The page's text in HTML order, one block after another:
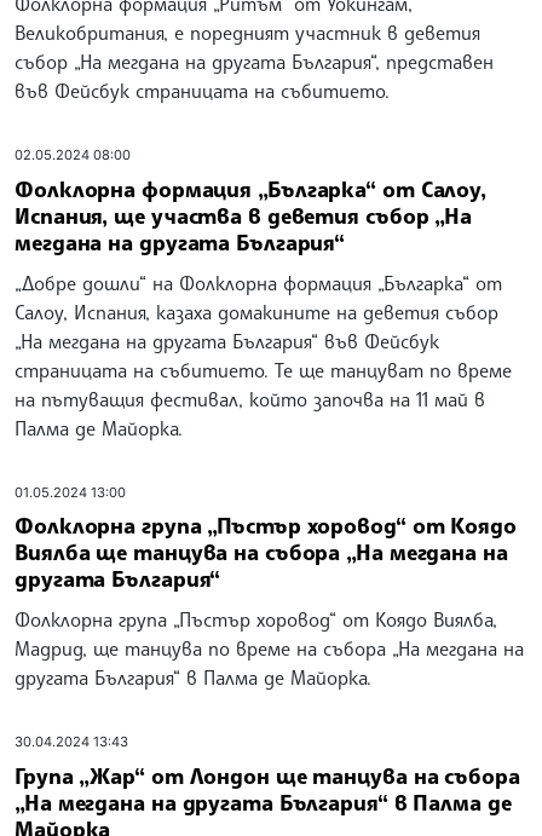
Великобритания, е поредният участник в деветия
събор „На мегдана на другата България“, представен
във Фейсбук страницата на събитието.
02.05.2024 08:00
Фолклорна формация „Българка“ от Салоу,
Испания, ще участва в деветия събор „На
мегдана на другата България“
„Добре дошли“ на Фолклорна формация „Българка“ от
Салоу, Испания, казаха домакините на деветия събор
„На мегдана на другата България“ във Фейсбук
страницата на събитието. Те ще танцуват по време
на пътуващия фестивал, който започва на 11 май в
Палма де Майорка.
01.05.2024 13:00
Фолклорна група „Пъстър хоровод“ от Коядо
Виялба ще танцува на събора „На мегдана на
другата България“
Фолклорна група „Пъстър хоровод“ от Коядо Виялба,
Мадрид, ще танцува по време на събора „На мегдана на
другата България“ в Палма де Майорка.
30.04.2024 13:43
Група „Жар“ от Лондон ще танцува на събора
„На мегдана на другата България“ в Палма де
Майорка